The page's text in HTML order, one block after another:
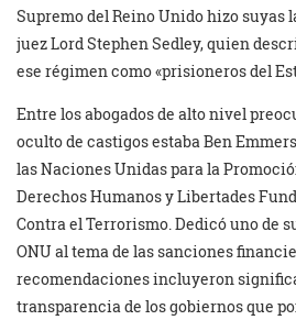
Supremo del Reino Unido hizo suyas
juez Lord Stephen Sedley, quien
ese régimen como «prisioneros del
Entre los abogados de alto nivel
oculto de castigos estaba Ben
las Naciones Unidas para la
Derechos Humanos y Libertades
Contra el Terrorismo. Dedicó uno de
ONU al tema de las sanciones
recomendaciones incluyeron
transparencia de los gobiernos que